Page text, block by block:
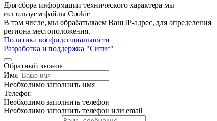
Для сбора информации технического характера мы
используем файлы Cookie
В том числе, мы обрабатываем Ваш IP-адрес, для определения
региона местоположения.
Политика конфиденциальности
Разработка и поддержка "Ситис"
Обратный звонок
Имя
Необходимо заполнить имя
Телефон
Необходимо заполнить телефон
Необходимо заполнить телефон или email